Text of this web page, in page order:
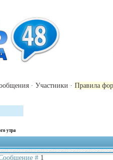
· Участники · Правила
утра
# 1